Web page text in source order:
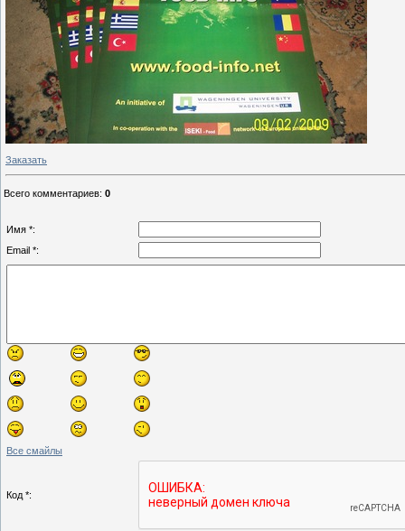
Заказать
Всего комментариев: 0
Имя *:
Email *:
Все смайлы
Код *: